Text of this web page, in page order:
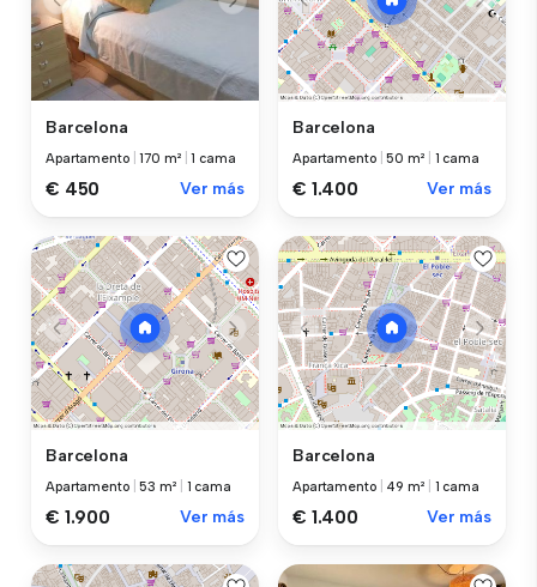
Barcelona
Apartamento |170 m² |1 cama
€ 450 Ver más
Barcelona
Apartamento |50 m² 1 cama
€ 1.400 Ver más
Barcelona
Apartamento |53 m² 1 cama
€ 1.900 Ver más
Barcelona
Apartamento 49 m² 1 cama
€ 1.400 Ver más